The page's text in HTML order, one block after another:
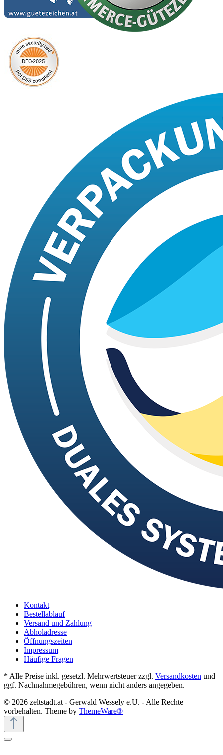
Kontakt
Bestellablauf
Versand und Zahlung
Abholadresse
Öffnungszeiten
Impressum
Häufige Fragen
* Alle Preise inkl. gesetzl. Mehrwertsteuer zzgl. Versandkosten und
ggf. Nachnahmegebühren, wenn nicht anders angegeben.
© 2026 zeltstadt.at - Gerwald Wessely e.U. - Alle Rechte
vorbehalten. Theme by ThemeWare®